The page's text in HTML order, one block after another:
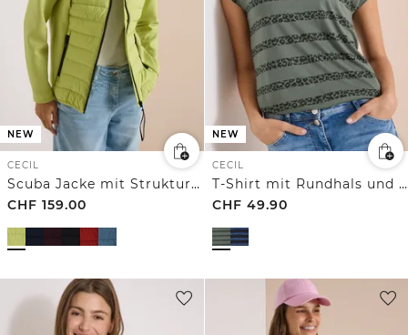
NEW
CECIL
Scuba Jacke mit Strukturmix und Kapuze
CHF 159.00
NEW
CECIL
T-Shirt mit Rundhals und Leo-Streifen
CHF 49.90